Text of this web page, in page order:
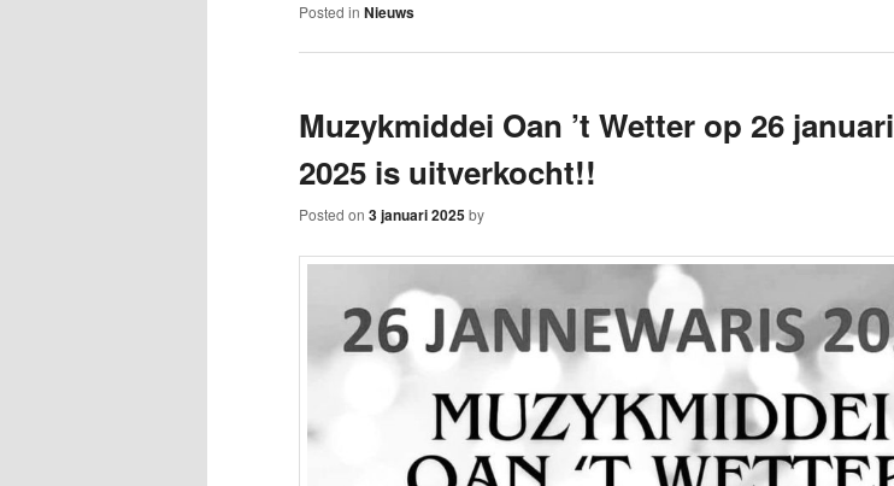
Posted in Nieuws
Muzykmiddei Oan ’t Wetter op 26 januari
2025 is uitverkocht!!
Posted on 3 januari 2025by